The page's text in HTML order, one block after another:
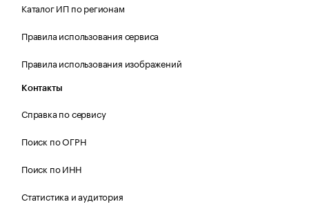
Каталог ИП по регионам
Правила использования сервиса
Правила использования изображений
Контакты
Справка по сервису
Поиск по ОГРН
Поиск по ИНН
Статистика и аудитория